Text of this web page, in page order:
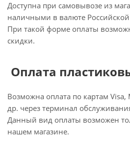
Доступна при самовывозе из
наличными в валюте
При такой форме оплаты
скидки.
Оплата
Возможна оплата по картам Visa,
др. через терминал
Данный вид оплаты возможен
нашем магазине.